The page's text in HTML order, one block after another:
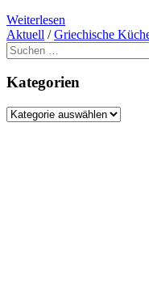
Weiterlesen
Aktuell /Griechische
Suche
nach:
Kategorien
Kategorien